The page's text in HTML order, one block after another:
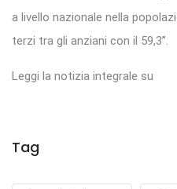
a livello nazionale nella
terzi tra gli anziani con il 59,3”.
Leggi la notizia integrale su
Tag